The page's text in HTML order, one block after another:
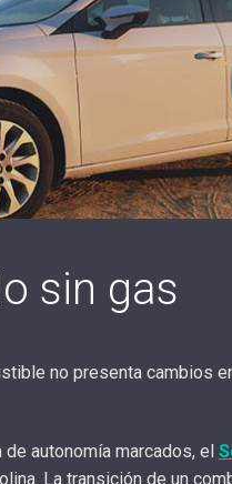
sin gas
no presenta cambios
autonomía marcados, el
La transición de un